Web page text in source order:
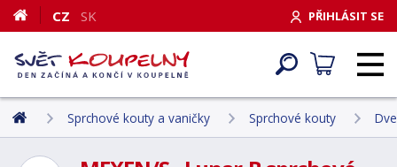
PŘIHLÁSIT SE
CZ SK
Sprchové kouty a vaničky Sprchové kouty